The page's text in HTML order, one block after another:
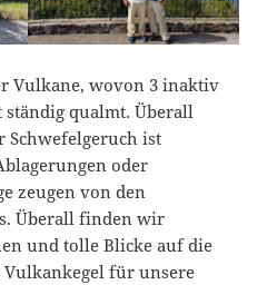
Vulkane, wovon 3 inaktiv
qualmt. Überall
Schwefelgeruch ist
oder
zeugen von den
Überall finden wir
und tolle Blicke auf die
Vulkankegel für unsere